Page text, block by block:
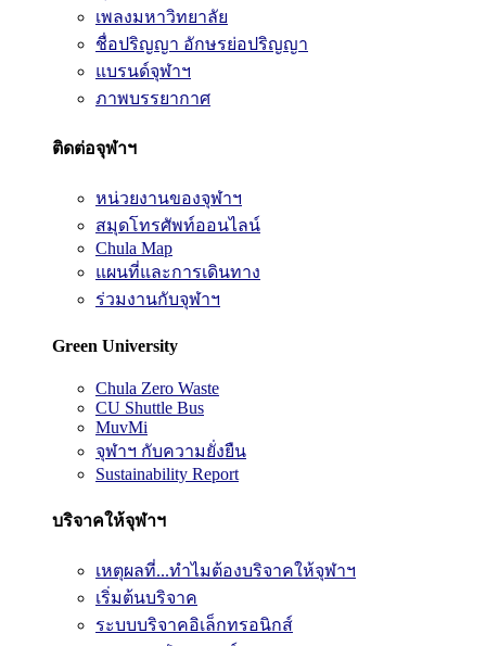
เพลงมหาวิทยาลัย
ชื่อปริญญา อักษรย่อปริญญา
แบรนด์จุฬาฯ
ภาพบรรยากาศ
ติดต่อจุฬาฯ
หน่วยงานของจุฬาฯ
สมุดโทรศัพท์ออนไลน์
Chula Map
แผนที่และการเดินทาง
ร่วมงานกับจุฬาฯ
Green University
Chula Zero Waste
CU Shuttle Bus
MuvMi
จุฬาฯ กับความยั่งยืน
Sustainability Report
บริจาคให้จุฬาฯ
เหตุผลที่...ทำไมต้องบริจาคให้จุฬาฯ
เริ่มต้นบริจาค
ระบบบริจาคอิเล็กทรอนิกส์